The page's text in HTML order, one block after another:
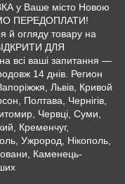
у Ваше місто Новою
ПЕРЕДОПЛАТИ!
й огляду товару на
ДЛЯ
всі ваші запитання —
14 днів. Регион
Львів, Кривой
Полтава, Чернігів,
Червці, Суми,
Кременчуг,
Ужрород, Нікополь,
Каменець-